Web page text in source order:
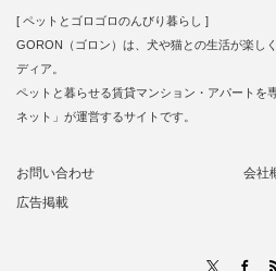
[ ペットとゴロゴロのんびり暮らし ]
GORON（ゴロン）は、犬や猫との生活が楽し
ディア。
ペットと暮らせる賃貸マンション・アパートを
ネット」が運営するサイトです。
お問い合わせ
会社
広告掲載